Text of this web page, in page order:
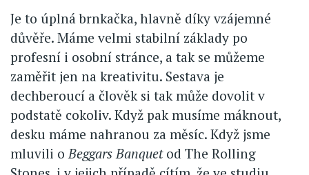
Je to úplná brnkačka, hlavně díky vzájemné
důvěře. Máme velmi stabilní základy po
profesní i osobní stránce, a tak se můžeme
zaměřit jen na kreativitu. Sestava je
dechberoucí a člověk si tak může dovolit v
podstatě cokoliv. Když pak musíme máknout,
desku máme nahranou za měsíc. Když jsme
mluvili o Beggars Banquetod The Rolling